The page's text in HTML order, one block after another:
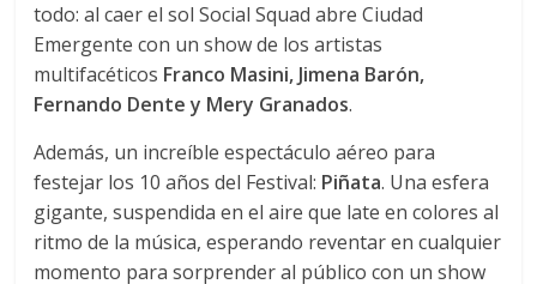
todo: al caer el sol Social Squad abre Ciudad
Emergente con un show de los artistas
multifacéticos Franco Masini, Jimena Barón,
Fernando Dente y Mery Granados.
Además, un increíble espectáculo aéreo para
festejar los 10 años del Festival: Piñata. Una esfera
gigante, suspendida en el aire que late en colores al
ritmo de la música, esperando reventar en cualquier
momento para sorprender al público con un show